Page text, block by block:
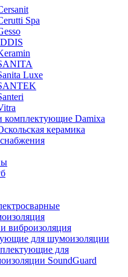
Spa
Luxe
комплектующие Damixa
керамика
виброизоляция
для шумоизоляции
для
SoundGuard